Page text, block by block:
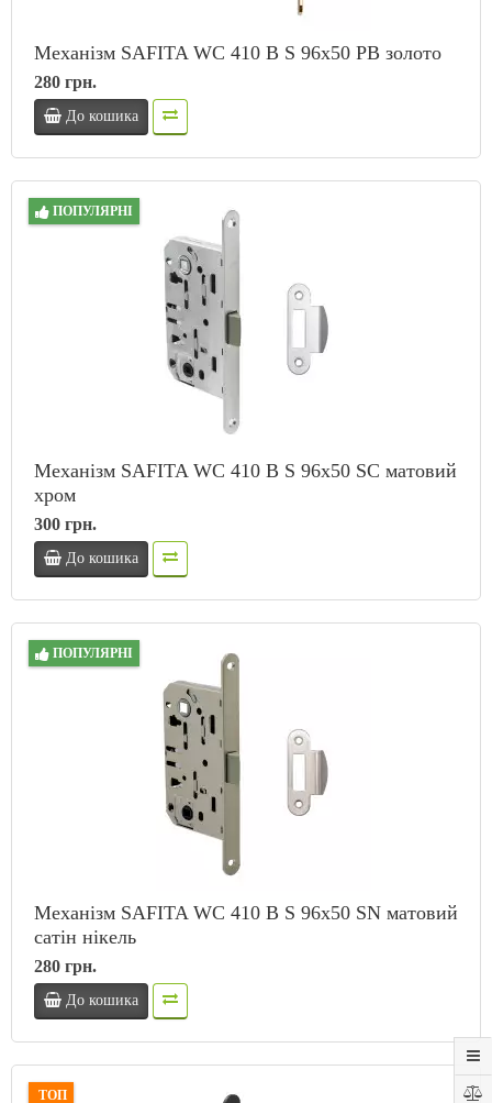
Механізм SAFITA WC 410 B S 96x50 PB золото
280 грн.
До кошика
ПОПУЛЯРНІ
Механізм SAFITA WC 410 B S 96x50 SC матовий
хром
300 грн.
До кошика
ПОПУЛЯРНІ
Механізм SAFITA WC 410 B S 96x50 SN матовий
сатін нікель
280 грн.
До кошика
ТОП